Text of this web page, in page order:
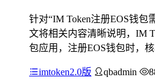
针对“IM Token注册EOS钱包
文将相关内容清晰说明，IM
包应用，注册EOS钱包时，
imtoken2.0版 qbadmin